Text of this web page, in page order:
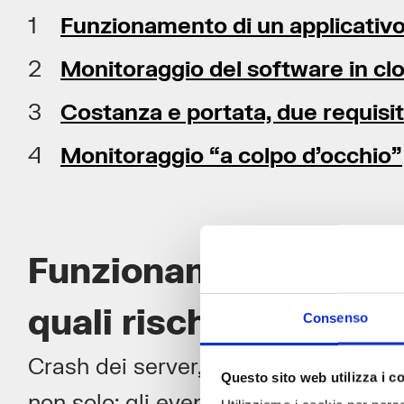
Consenso
Questo sito web utilizza i
Funzionamento di un
Monitoraggio del software in
Costanza e portata, due
Monitoraggio “a colpo d’occhio”
Funzionamento di un
quali rischi?
Crash dei server, disconnessioni